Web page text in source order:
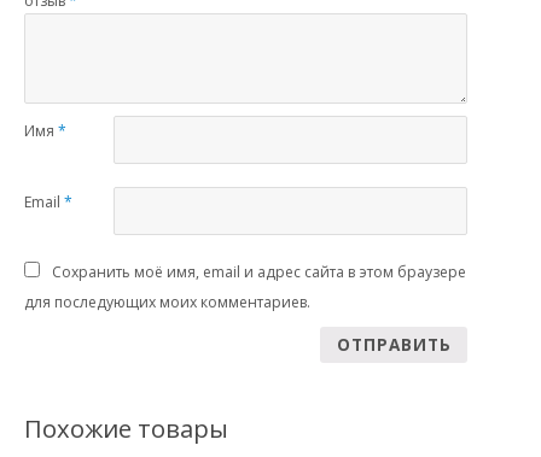
Имя*
Email*
Сохранить моё имя, email и адрес сайта в этом браузере
для последующих моих комментариев.
Похожие товары